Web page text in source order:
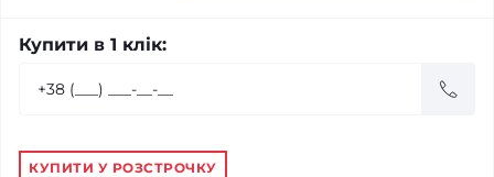
Купити в 1 клік:
КУПИТИ У РОЗСТРОЧКУ